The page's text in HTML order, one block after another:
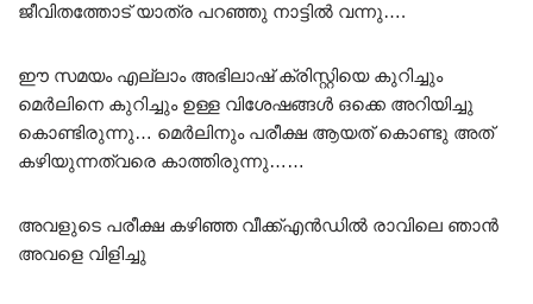
ജീവിതത്തോട് യാത്ര പറഞ്ഞു നാട്ടിൽ വന്നു….
ഈ സമയം എല്ലാം അഭിലാഷ് ക്രിസ്റ്റിയെ കുറിച്ചും
മെർലിനെ കുറിച്ചും ഉള്ള വിശേഷങ്ങൾ ഒക്കെ അറിയിച്ചു
കൊണ്ടിരുന്നു… മെർലിനും പരീക്ഷ ആയത് കൊണ്ടു അത്
കഴിയുന്നത്വരെ കാത്തിരുന്നു……
അവളുടെ പരീക്ഷ കഴിഞ്ഞ വീക്ക്‌എൻഡിൽ രാവിലെ ഞാൻ
അവളെ വിളിച്ചു